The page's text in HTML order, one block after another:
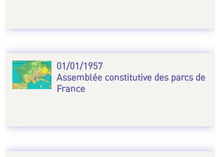
01/01/1957
Assemblée constitutive des parcs de
France